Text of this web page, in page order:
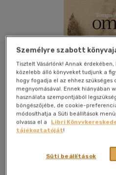
Beleolvasok
2024|magyar nyelvű
Személyre szabott
Tisztelt Vásárlónk! Annak
közelebb álló könyveket tudjunk a
hogy fogadja el az ehhez szükséges
megnyomásával. Ennek hiányában
használata szempontjából
böngészőjébe, de cookie-
módosíthatja a Süti beállítások
olvassa el a
Libri
tájékoztatóját!
Süti beállítások